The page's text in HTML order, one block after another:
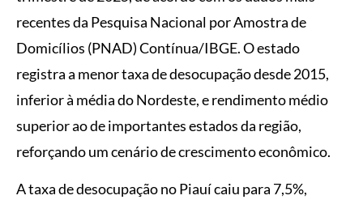
recentes da Pesquisa Nacional por Amostra de
Domicílios (PNAD) Contínua/IBGE. O estado
registra a menor taxa de desocupação desde 2015,
inferior à média do Nordeste, e rendimento médio
superior ao de importantes estados da região,
reforçando um cenário de crescimento econômico.
A taxa de desocupação no Piauí caiu para 7,5%,